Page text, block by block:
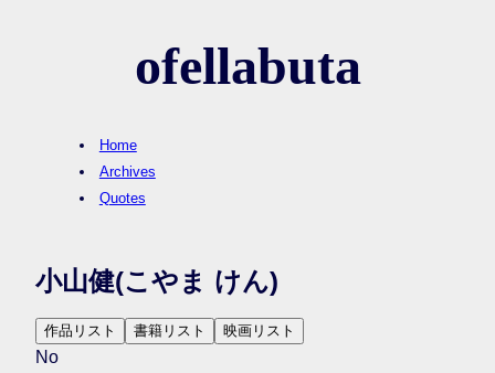
ofellabuta
Home
Archives
Quotes
小山健(こやま けん)
作品リスト 書籍リスト 映画リスト
No